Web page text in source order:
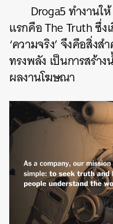
Droga5ทำงานให้
แรกคือThe Truthซึ่ง
‘ความจริง’จึงคือสิ่งส
ทรงพลัง เป็นการสร้า
ผลงานโฆษณา